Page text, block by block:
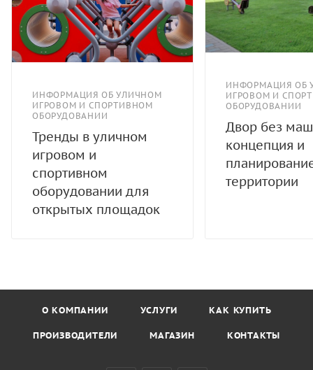
ИНФОРМАЦИЯ ОБ УЛИЧНОМ
ИГРОВОМ И СПОРТИВНОМ
ОБОРУДОВАНИИ
Тренды в уличном
игровом и
спортивном
оборудовании для
открытых площадок
ИНФОРМАЦИЯ ОБ
ИГРОВОМ И
ОБОРУДОВАНИИ
Двор без
концепция и
территории
О КОМПАНИИ УСЛУГИ КАК КУПИТЬ
ПРОИЗВОДИТЕЛИ МАГАЗИН КОНТАКТЫ